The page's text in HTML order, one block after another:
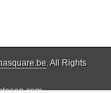
. All Rights
.